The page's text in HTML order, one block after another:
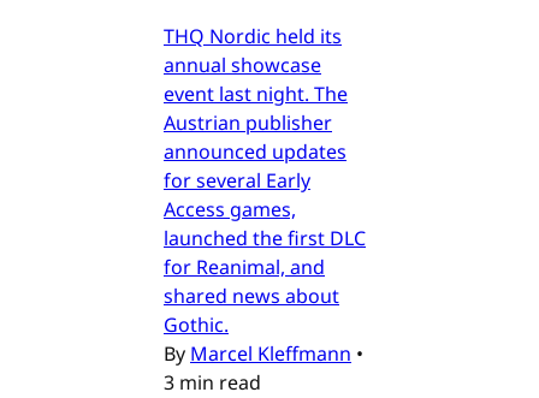
THQ Nordic held its
annual showcase
event last night. The
Austrian publisher
announced updates
for several Early
Access games,
launched the first DLC
for Reanimal, and
shared news about
Gothic.
By Marcel Kleffmann •
3 min read